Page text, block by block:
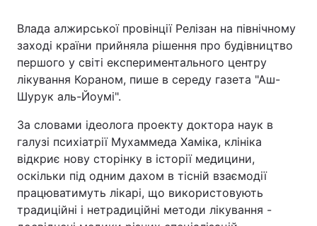
Влада алжирської провінції Релізан на північному
заході країни прийняла рішення про будівництво
першого у світі експериментального центру
лікування Кораном, пише в середу газета "Аш-
Шурук аль-Йоумі".
За словами ідеолога проекту доктора наук в
галузі психіатрії Мухаммеда Хаміка, клініка
відкриє нову сторінку в історії медицини,
оскільки під одним дахом в тісній взаємодії
працюватимуть лікарі, що використовують
традиційні і нетрадиційні методи лікування -